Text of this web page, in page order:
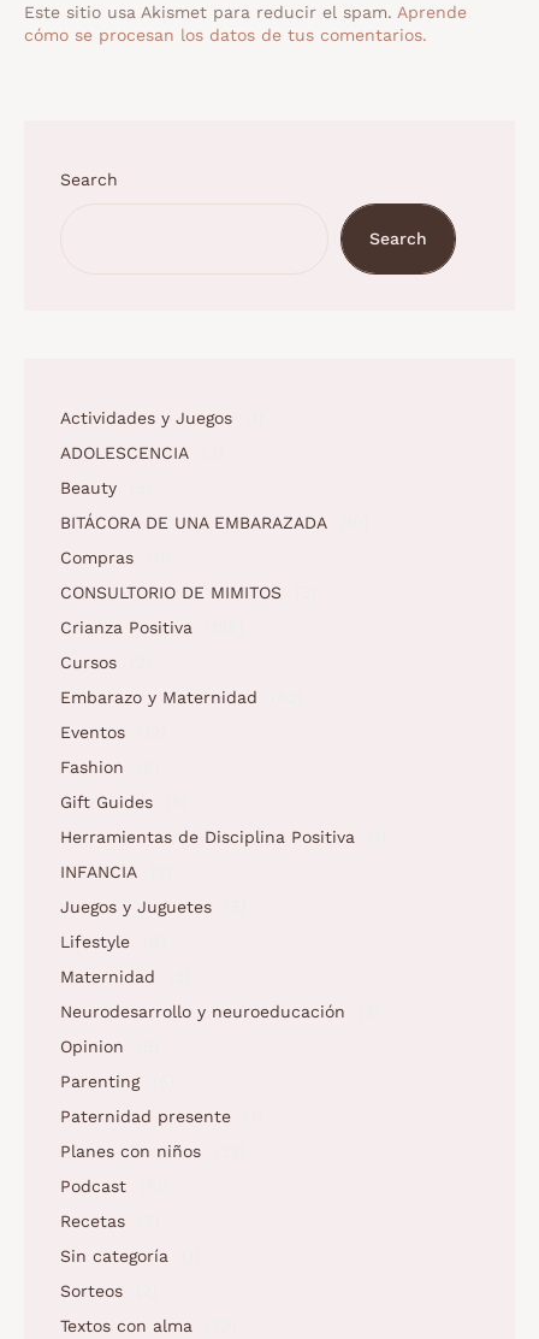
Este sitio usa Akismet para reducir el spam. Aprende
cómo se procesan los datos de tus comentarios.
Search
Search
Actividades y Juegos
ADOLESCENCIA
Beauty
BITÁCORA DE UNA EMBARAZADA
Compras
CONSULTORIO DE MIMITOS
Crianza Positiva
Cursos
Embarazo y Maternidad
Eventos
Fashion
Gift Guides
Herramientas de Disciplina Positiva
INFANCIA
Juegos y Juguetes
Lifestyle
Maternidad
Neurodesarrollo y neuroeducación
Opinion
Parenting
Paternidad presente
Planes con niños
Podcast
Recetas
Sin categoría
Sorteos
Textos con alma